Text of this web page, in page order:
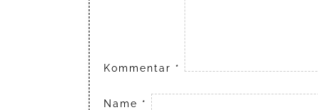
Kommentar *
Name *